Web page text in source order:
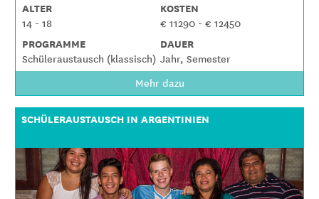
ALTER KOSTEN
14 - 18 € 11290 - € 12450
PROGRAMME DAUER
Schüleraustausch (klassisch) Jahr, Semester
Mehr dazu
SCHÜLERAUSTAUSCH IN ARGENTINIEN